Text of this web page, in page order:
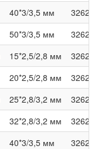
40*3/3,5 мм
3262-
50*3/3,5 мм
3262-
15*2,5/2,8 мм
3262-
20*2,5/2,8 мм
3262-
25*2,8/3,2 мм
3262-
32*2,8/3,2 мм
3262-
40*3/3,5 мм
3262-